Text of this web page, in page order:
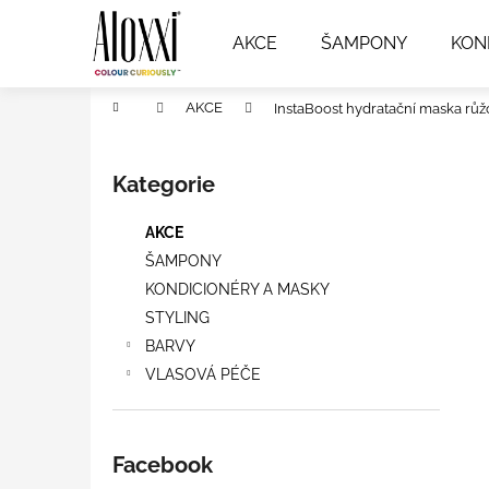
AKCE ŠAMPONY
Domů AKCE InstaBoost hydratační maska
Přeskočit
kategorie
Kategorie
AKCE
ŠAMPONY
KONDICIONÉRY A MASKY
STYLING
BARVY
VLASOVÁ PÉČE
Facebook
Zpět
Zpět